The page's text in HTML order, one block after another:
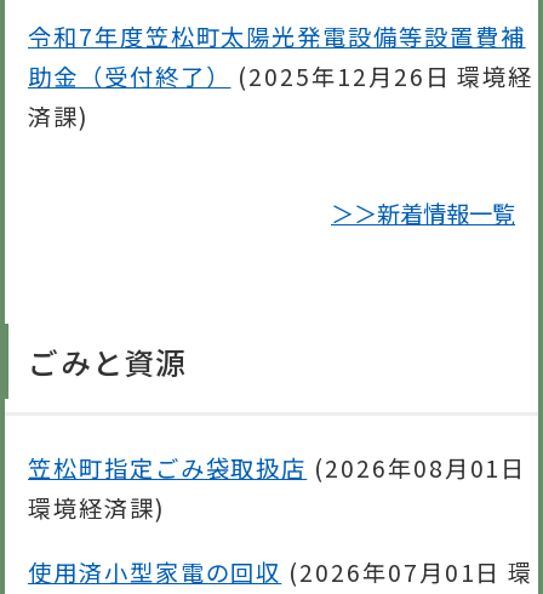
令和7年度笠松町太陽光発電設備等設置費補
助金（受付終了）
(2025年12月26日 環境経
済課)
＞＞新着情報一覧
ごみと資源
笠松町指定ごみ袋取扱店 (2026年08月01日
環境経済課)
使用済小型家電の回収 (2026年07月01日 環